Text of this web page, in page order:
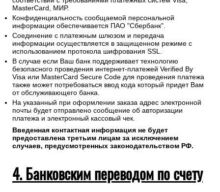
MasterCard, МИР.
Конфиденциальность сообщаемой персональной
информации обеспечивается ПАО "Сбербанк".
Соединение с платежным шлюзом и передача
информации осуществляется в защищенном режиме с
использованием протокола шифрования SSL.
В случае если Ваш банк поддерживает технологию
безопасного проведения интернет-платежей Verified By
Visa или MasterCard Secure Code для проведения платежа
также может потребоваться ввод кода который придет Вам
от обслуживающего банка.
На указанный при оформлении заказа адрес электронной
почты будет отправлено сообщение об авторизации
платежа и электронный кассовый чек.
Введенная контактная информация не будет
предоставлена третьим лицам за исключением
случаев, предусмотренных законодательством РФ.
4. Банковским переводом по счету